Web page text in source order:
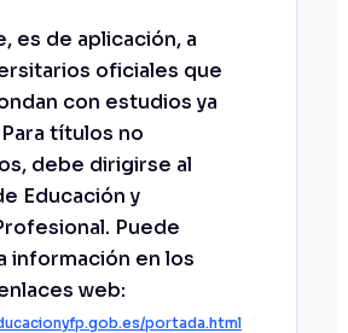
es de aplicación, a
oficiales que
con estudios ya
títulos no
debe dirigirse al
Educación y
Puede
información en los
web:
portada.html